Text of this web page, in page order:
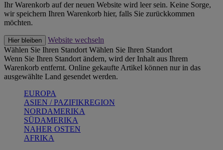
Ihr Warenkorb auf der neuen Website wird leer sein. Keine Sorge,
wir speichern Ihren Warenkorb hier, falls Sie zurückkommen
möchten.
Hier bleiben
Website wechseln
Wählen Sie Ihren Standort Wählen Sie Ihren Standort
Wenn Sie Ihren Standort ändern, wird der Inhalt aus Ihrem
Warenkorb entfernt. Online gekaufte Artikel können nur in das
ausgewählte Land gesendet werden.
EUROPA
ASIEN / PAZIFIKREGION
NORDAMERIKA
SÜDAMERIKA
NAHER OSTEN
AFRIKA